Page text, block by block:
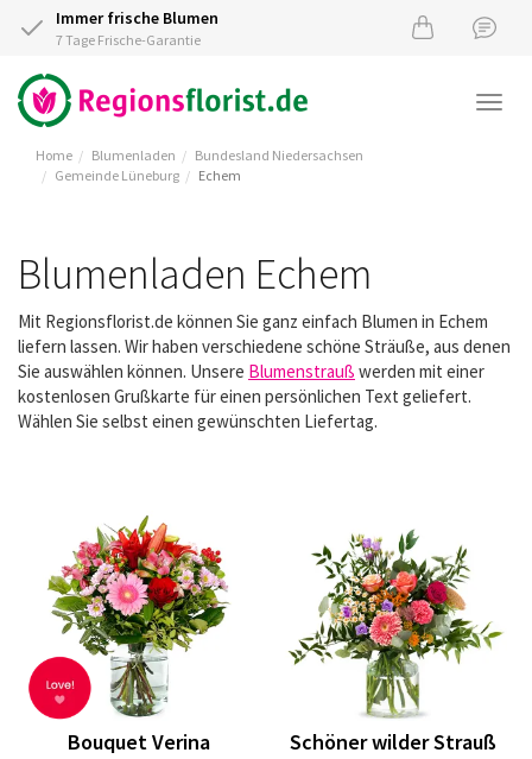
Immer frische Blumen
7 Tage Frische-Garantie
Home Blumenladen
Bundesland Niedersachsen
Gemeinde Lüneburg
Echem
Blumenladen Echem
Mit Regionsflorist.de können Sie ganz einfach Blumen in Echem
liefern lassen. Wir haben verschiedene schöne Sträuße, aus denen
Sie auswählen können. Unsere Blumenstrauß werden mit einer
kostenlosen Grußkarte für einen persönlichen Text geliefert.
Wählen Sie selbst einen gewünschten Liefertag.
Bouquet Verina Schöner wilder Strauß